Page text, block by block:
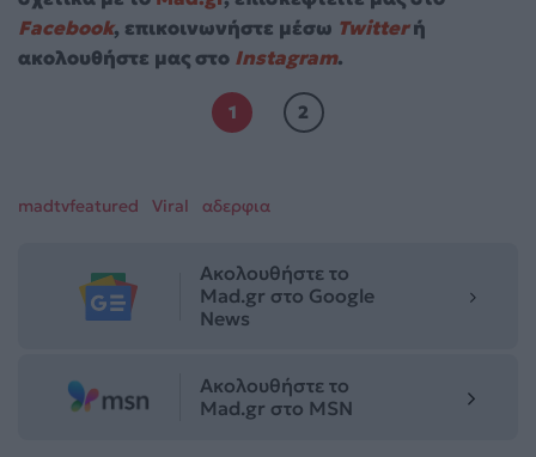
Facebook, επικοινωνήστε μέσω Twitterή
ακολουθήστε μας στο Instagram.
1 2
madtvfeatured Viral αδερφια
Ακολουθήστε το
Mad.gr στο Google
News
Ακολουθήστε το
Mad.gr στο MSN